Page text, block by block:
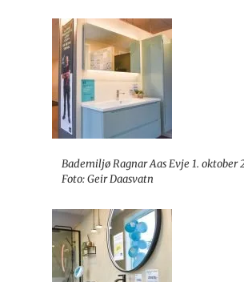
Bademiljø Ragnar Aas Evje 1. oktober
Foto: Geir Daasvatn